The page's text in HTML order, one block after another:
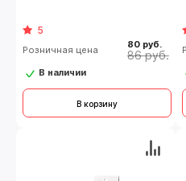
5
Розничная цена 80 руб.
86 руб.
В наличии
В корзину